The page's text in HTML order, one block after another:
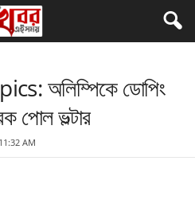
অলিম্পিকে ডোপিং
পোল ভল্টার
AM